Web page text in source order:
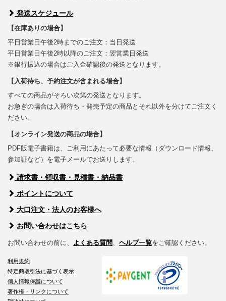
発送スケジュール
【在庫ありの場合】
平日営業日午後2時までのご注文：当日発送
平日営業日午後2時以降のご注文：翌営業日発送
※銀行振込の場合はご入金確認後の発送となります。
【入荷待ち、予約注文が含まれる場合】
すべての商品がそろい次第の発送となります。
お急ぎの場合は入荷待ち・発売予定の商品とそれ以外を分けてご注文く
ださい。
【オンライン発送の商品の場合】
PDF版電子書籍は、ご利用にあたって必要な情報（ダウンロード情報、
参加証など）を電子メールでお送りします。
請求書・領収書・見積書・納品書
ポイントについて
大口注文・法人のお客様へ
お問い合わせはこちら
お問い合わせの前に、 よくある質問、 ヘルプ一覧をご確認ください。
利用規約
特定商取引法に基づく表示
個人情報保護について
著作権・リンクについて